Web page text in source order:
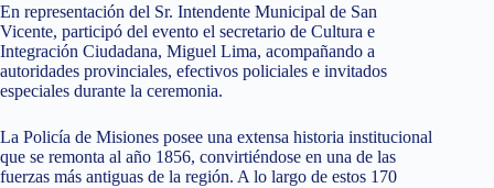
En representación del Sr. Intendente Municipal de San
Vicente, participó del evento el secretario de Cultura e
Integración Ciudadana, Miguel Lima, acompañando a
autoridades provinciales, efectivos policiales e invitados
especiales durante la ceremonia.
La Policía de Misiones posee una extensa historia institucional
que se remonta al año 1856, convirtiéndose en una de las
fuerzas más antiguas de la región. A lo largo de estos 170